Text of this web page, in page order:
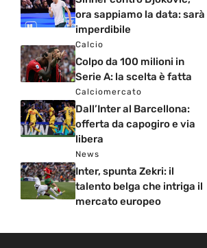
ora sappiamo la data: sarà
imperdibile
Calcio
Colpo da 100 milioni in
Serie A: la scelta è fatta
Calciomercato
Dall’Inter al Barcellona:
offerta da capogiro e via
libera
News
Inter, spunta Zekri: il
talento belga che intriga il
mercato europeo